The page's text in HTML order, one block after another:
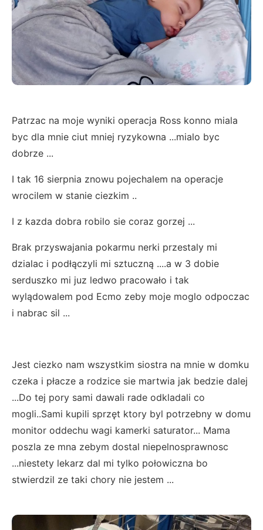
Patrzac na moje wyniki operacja Ross konno miala
byc dla mnie ciut mniej ryzykowna ...mialo byc
dobrze ...
I tak 16 sierpnia znowu pojechalem na operacje
wrocilem w stanie ciezkim ..
I z kazda dobra robilo sie coraz gorzej ...
Brak przyswajania pokarmu nerki przestaly mi
dzialac i podłączyli mi sztuczną ....a w 3 dobie
serduszko mi juz ledwo pracowało i tak
wylądowalem pod Ecmo zeby moje moglo odpoczac
i nabrac sil ...
Jest ciezko nam wszystkim siostra na mnie w domku
czeka i płacze a rodzice sie martwia jak bedzie dalej
...Do tej pory sami dawali rade odkladali co
mogli..Sami kupili sprzęt ktory byl potrzebny w domu
monitor oddechu wagi kamerki saturator... Mama
poszla ze mna zebym dostal niepelnosprawnosc
...niestety lekarz dal mi tylko połowiczna bo
stwierdzil ze taki chory nie jestem ...